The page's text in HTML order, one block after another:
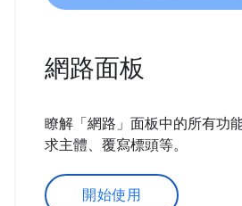
網路面板
瞭解「網路」面板中的所有功
求主體、覆寫標頭等。
開始使用